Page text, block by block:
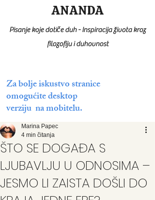
Za bolje iskustvo stranice
omogućite desktop
verziju na mobitelu.
ANANDA
Pisanje koje dotiče duh - Inspiracija života kroz
filozofiju i duhovnost
ŠTO SE DOGAĐA S
LJUBAVLJU U ODNOSIMA –
JESMO LI ZAISTA DOŠLI DO
Marina Papec
4 min čitanja